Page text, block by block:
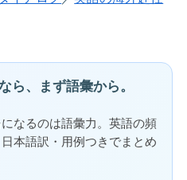
ら、まず語彙から。
なるのは語彙力。英語の頻
本語訳・用例つきでまとめ